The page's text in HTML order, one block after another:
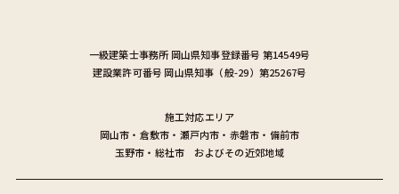
一級建築士事務所 岡山県知事登録番号 第14549号
建設業許可番号 岡山県知事（般-29）第25267号
施工対応エリア
岡山市 ・ 倉敷市 ・ 瀬戸内市 ・ 赤磐市 ・ 備前市
玉野市 ・ 総社市 およびその近郊地域